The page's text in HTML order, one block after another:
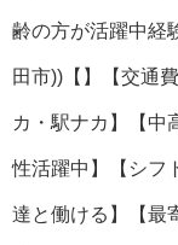
齢の方が活躍中経
田市))【】【交通
カ・駅ナカ】【中
性活躍中】【シフ
達と働ける】【最